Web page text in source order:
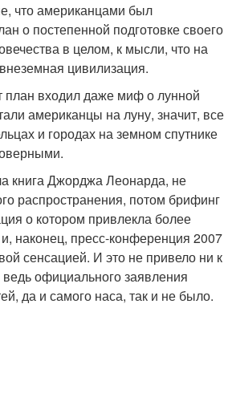
что американцами был
о постепенной подготовке своего
в целом, к мысли, что на
цивилизация.
план входил даже миф о лунной
американцы на луну, значит, все
и городах на земном спутнике
книга Джорджа Леонарда, не
распространения, потом брифинг
о котором привлекла более
наконец, пресс-конференция 2007
сенсацией. И это не привело ни к
официального заявления
да и самого наса, так и не было.